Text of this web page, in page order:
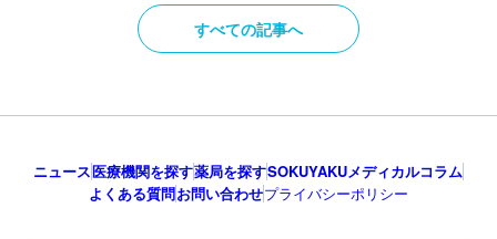
すべての記事へ
ニュース医療機関を探す薬局を探すSOKUYAKUメディカルコラム
よくある質問お問い合わせプライバシーポリシー